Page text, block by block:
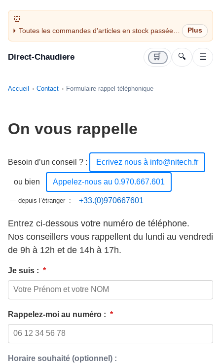
Toutes les commandes d'articles en stock passées
avant 14H sont expédiées le jour même (jours
Direct-Chaudiere 🛒 🔍 ☰
Accueil Contact Formulaire rappel téléphonique
On vous rappelle
Besoin d’un conseil ? : Ecrivez nous à info@nitech.fr
ou bien Appelez-nous au 0.970.667.601
— depuis l’étranger : +33.(0)970667601
Entrez ci-dessous votre numéro de téléphone.
Nos conseillers vous rappellent du lundi au vendredi
de 9h à 12h et de 14h à 17h.
Je suis : *
Rappelez-moi au numéro : *
Horaire souhaité (optionnel) :